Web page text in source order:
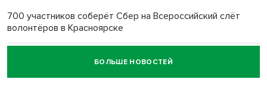
700 участников соберёт Сбер на Всероссийский слёт
волонтёров в Красноярске
Честный выбор: видеонаблюдение обеспечит
объективность результатов ЕДГ в Новосибирской
БОЛЬШЕ НОВОСТЕЙ